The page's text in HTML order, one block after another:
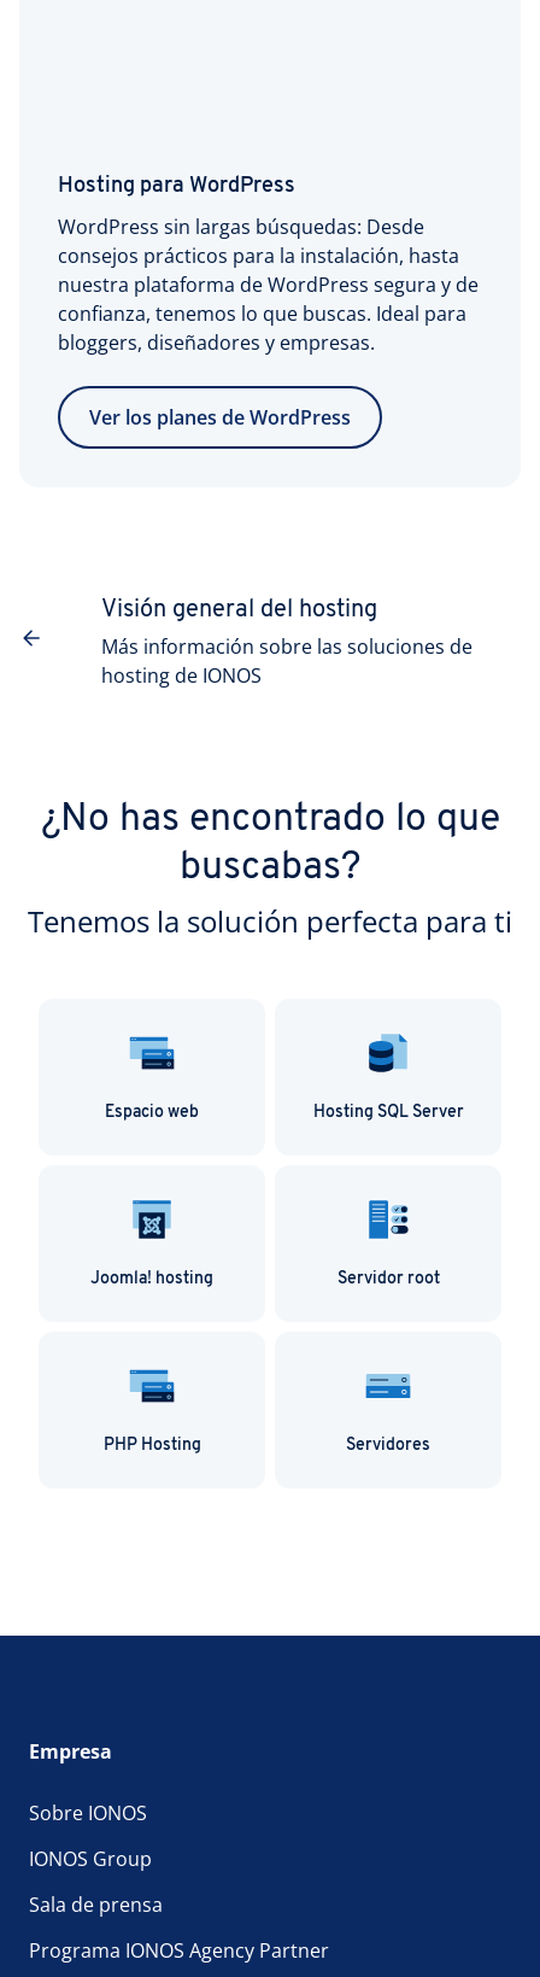
Hosting para WordPress
WordPress sin largas búsquedas: Desde
consejos prácticos para la instalación, hasta
nuestra plataforma de WordPress segura y de
confianza, tenemos lo que buscas. Ideal para
bloggers, diseñadores y empresas.
Ver los planes de WordPress
Visión general del hosting
Más información sobre las soluciones de
hosting de IONOS
¿No has encontrado lo que
buscabas?
Tenemos la solución perfecta para ti
Espacio web Hosting SQL Server
Joomla! hosting Servidor root
PHP Hosting Servidores
Empresa
Sobre IONOS
IONOS Group
Sala de prensa
Programa IONOS Agency Partner